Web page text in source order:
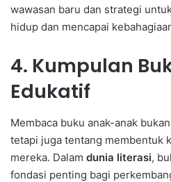
wawasan baru dan strategi
hidup dan mencapai
4. Kumpulan
Edukatif
Membaca buku anak-anak
tetapi juga tentang membentuk
mereka. Dalam dunia literasi,
fondasi penting bagi